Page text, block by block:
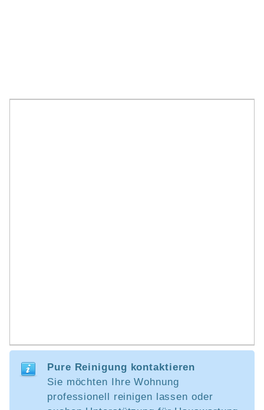
Pure Reinigung kontaktieren
Sie möchten Ihre Wohnung
professionell reinigen lassen oder